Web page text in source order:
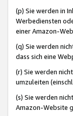
(p) Sie werden in
Werbediensten
einer Amazon-
(q) Sie werden
dass sich eine
(r) Sie werden
umzuleiten
(s) Sie werden
Amazon-Website